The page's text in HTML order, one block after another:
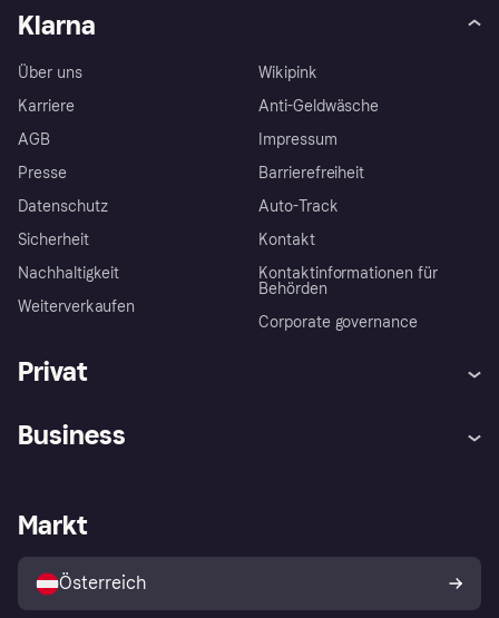
Klarna
Über uns
Karriere
AGB
Presse
Datenschutz
Sicherheit
Nachhaltigkeit
Weiterverkaufen
Wikipink
Anti-Geldwäsche
Impressum
Barrierefreiheit
Auto-Track
Kontakt
Kontaktinformationen für
Behörden
Corporate governance
Privat
Shops entdecken
Business
Händlerportal
Markt
Österreich